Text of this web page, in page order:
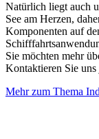
Natürlich liegt auch
See am Herzen,
Komponenten auf
Sie möchten mehr
Kontaktieren Sie
Mehr zum Thema